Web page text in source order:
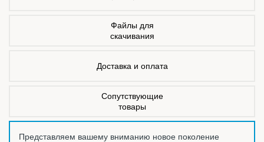
Файлы для
скачивания
Доставка и оплата
Сопутствующие
товары
Представляем вашему вниманию новое поколение